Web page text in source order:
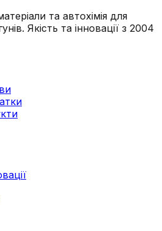
та автохімія для
Якість та інновації з 2004